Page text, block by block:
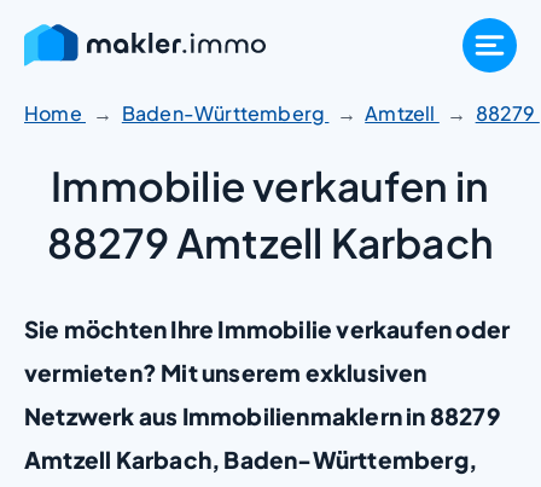
Zum
Inhalt
springen
Home Baden-Württemberg Amtzell 88279
Immobilie verkaufen in
88279 Amtzell Karbach
Sie möchten Ihre Immobilie verkaufen oder
vermieten? Mit unserem exklusiven
Netzwerk aus Immobilienmaklern in 88279
Amtzell Karbach, Baden-Württemberg,